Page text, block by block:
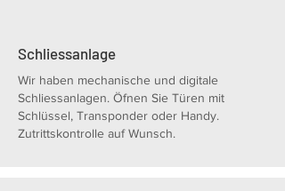
Schliessanlage
Wir haben mechanische und digitale
Schliessanlagen. Öfnen Sie Türen mit
Schlüssel, Transponder oder Handy.
Zutrittskontrolle auf Wunsch.